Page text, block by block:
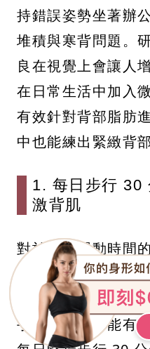
持錯誤姿勢坐著辦
堆積與寒背問題。
良在視覺上會讓人
在日常生活中加入
有效針對背部脂肪
中也能練出緊緻背
1. 每日步行 30
激背肌
對於缺乏運動時間
是最好的瘦背運動
有意識地加大雙手
手臂後拉時，能有